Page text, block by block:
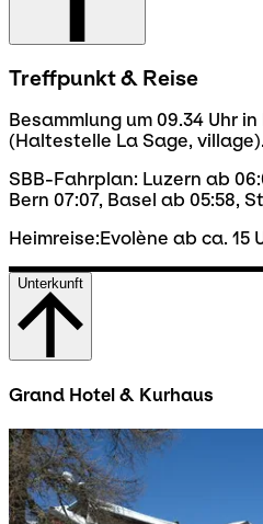
Treffpunkt & Reise
Besammlung um 09.34 Uhr
(Haltestelle La Sage, village).
SBB-Fahrplan: Luzern ab
Bern 07:07, Basel ab 05:58,
Heimreise:Evolène ab ca. 15
Unterkunft
Grand Hotel & Kurhaus